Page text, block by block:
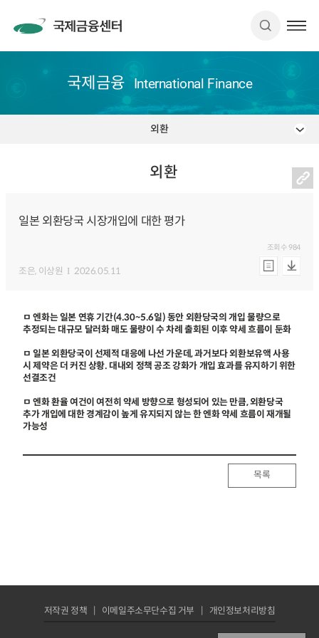
국제금융 International Finance
외환
외환
일본 외환당국 시장개입에 대한 평가
조은, 이상원 2026.05.11
조회수984
ㅁ 엔화는 일본 연휴 기간(4.30~5.6일) 동안 외환당국의 개입 물량으로
추정되는 대규모 달러화 매도 물량이 수 차례 출회된 이후 약세 흐름이 둔화
ㅁ 일본 외환당국이 선제적 대응에 나선 가운데, 과거보다 외환보유액 사용
시 제약은 더 커진 상황. 대내외 정책 공조 강화가 개입 효과를 유지하기 위한
선결조건
ㅁ 엔화 환율 여건이 여전히 약세 방향으로 형성되어 있는 만큼, 외환당국
추가 개입에 대한 경계감이 높게 유지되지 않는 한 엔화 약세 흐름이 재개될
가능성
목록
저작권 정책 이메일주소무단수집 거부 개인정보처리방침